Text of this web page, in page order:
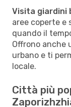
Visita giardini
aree coperte e
quando il
Offrono anche
urbano e ti
locale.
Città più